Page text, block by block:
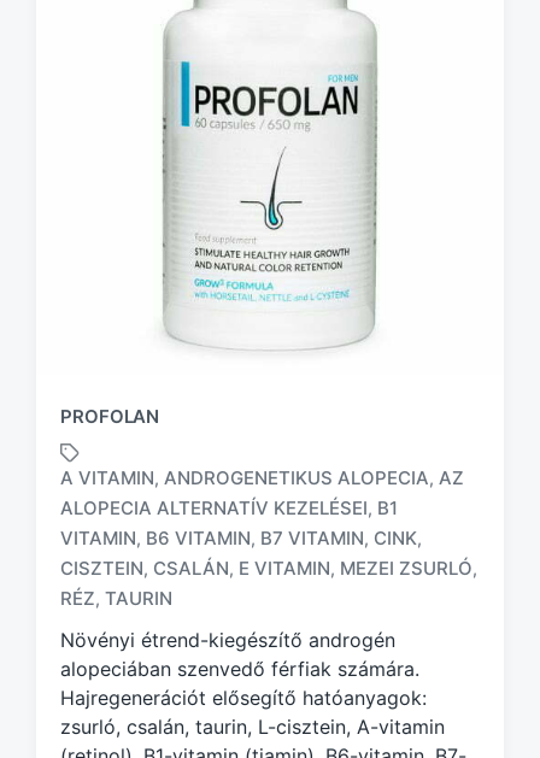
PROFOLAN
T
a
g
e
d
w
A VITAMIN, ANDROGENETIKUS ALOPECIA, AZ
ALOPECIA ALTERNATÍV KEZELÉSEI, B1
VITAMIN, B6 VITAMIN, B7 VITAMIN, CINK,
CISZTEIN, CSALÁN, E VITAMIN, MEZEI ZSURLÓ,
RÉZ, TAURIN
Növényi étrend-kiegészítő androgén
alopeciában szenvedő férfiak számára.
Hajregenerációt elősegítő hatóanyagok:
zsurló, csalán, taurin, L-cisztein, A-vitamin